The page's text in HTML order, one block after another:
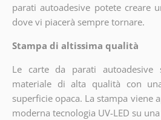
parati autoadesive potete creare
dove vi piacerà sempre tornare.
Stampa di altissima qualità
Le carte da parati autoadesive
materiale di alta qualità con
superficie opaca. La stampa viene
moderna tecnologia UV-LED su